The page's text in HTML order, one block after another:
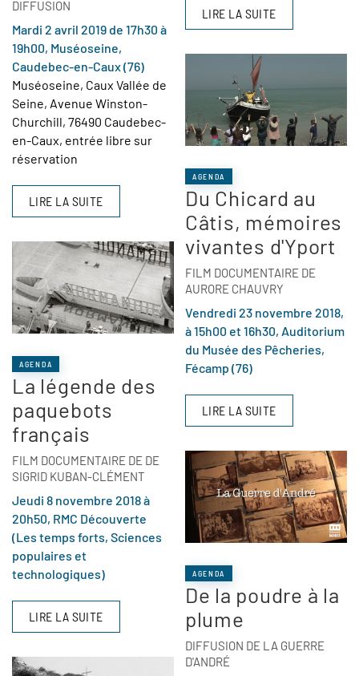
DIFFUSION
Mardi 2 avril 2019 de 17h30 à
19h00, Muséoseine,
Caudebec-en-Caux (76)
Muséoseine, Caux Vallée de
Seine, Avenue Winston-
Churchill, 76490 Caudebec-
en-Caux, entrée libre sur
réservation
LIRE LA SUITE
AGENDA
La légende des
paquebots
français
FILM DOCUMENTAIRE DE DE
SIGRID KUBAN-CLÉMENT
Jeudi 8 novembre 2018 à
20h50, RMC Découverte
(Les temps forts, Sciences
populaires et
technologiques)
LIRE LA SUITE
LIRE LA SUITE
AGENDA
Du Chicard au
Câtis, mémoires
vivantes d'Yport
FILM DOCUMENTAIRE DE
AURORE CHAUVRY
Vendredi 23 novembre 2018,
à 15h00 et 16h30, Auditorium
du Musée des Pêcheries,
Fécamp (76)
LIRE LA SUITE
AGENDA
De la poudre à la
plume
DIFFUSION DE LA GUERRE
D'ANDRÉ